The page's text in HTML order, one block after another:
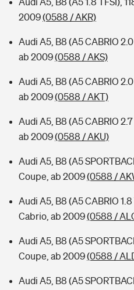
2009(0588 / AKR)
Audi A5, B8 (A5 CABRIO
ab 2009(0588 / AKS)
Audi A5, B8 (A5 CABRIO
ab 2009(0588 / AKT)
Audi A5, B8 (A5 CABRIO
ab 2009(0588 / AKU)
Audi A5, B8 (A5
Coupe, ab 2009(0588 /
Audi A5, B8 (A5 CABRIO 1.8
Cabrio, ab 2009(0588 /
Audi A5, B8 (A5
Coupe, ab 2009(0588 /
Audi A5, B8 (A5